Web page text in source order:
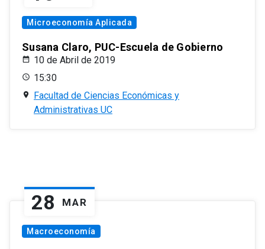
Microeconomía Aplicada
Susana Claro, PUC-Escuela de Gobierno
10 de Abril de 2019
15:30
Facultad de Ciencias Económicas y
Administrativas UC
28 MAR
Macroeconomía